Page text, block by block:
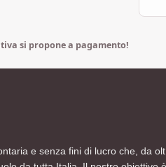
si propone a pagamento!
e senza fini di lucro che, da